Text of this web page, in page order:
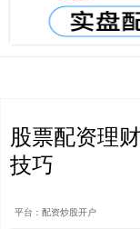
股票配资理
技巧
平台：配资炒股开户